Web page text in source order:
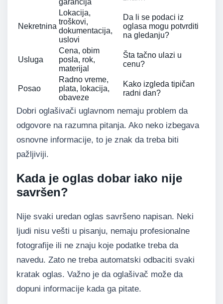
garancija
Nekretnina
Lokacija,
troškovi,
dokumentacija,
uslovi
Da li se podaci iz
oglasa mogu potvrditi
na gledanju?
Usluga
Cena, obim
posla, rok,
materijal
Šta tačno ulazi u
cenu?
Posao
Radno vreme,
plata, lokacija,
obaveze
Kako izgleda tipičan
radni dan?
Dobri oglašivači uglavnom nemaju problem da
odgovore na razumna pitanja. Ako neko izbegava
osnovne informacije, to je znak da treba biti
pažljiviji.
Kada je oglas dobar iako nije
savršen?
Nije svaki uredan oglas savršeno napisan. Neki
ljudi nisu vešti u pisanju, nemaju profesionalne
fotografije ili ne znaju koje podatke treba da
navedu. Zato ne treba automatski odbaciti svaki
kratak oglas. Važno je da oglašivač može da
dopuni informacije kada ga pitate.